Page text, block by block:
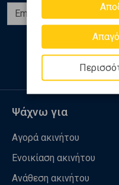
Ψάχνω για
Αγορά ακινήτου
Ενοικίαση ακινήτου
Ανάθεση ακινήτου